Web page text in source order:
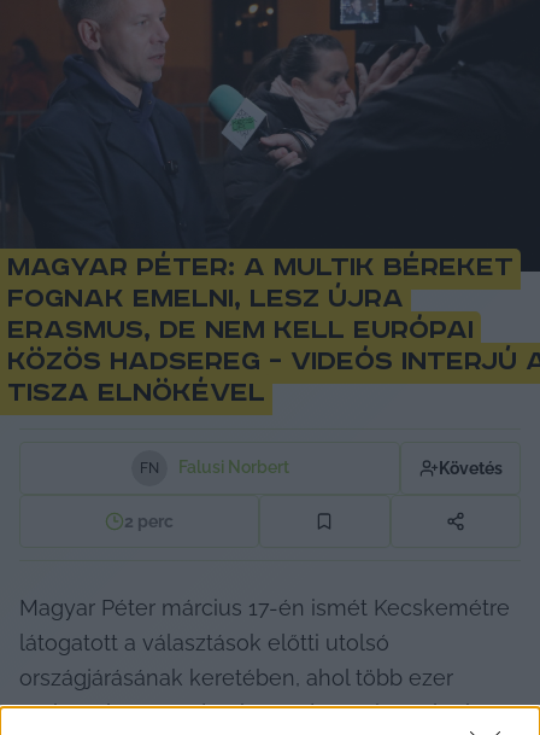
Magyar Péter: A multik béreket
fognak emelni, lesz újra
Erasmus, de nem kell európai
közös hadsereg – videós interjú
Tisza elnökével
FN Falusi Norbert Követés
2 perc
Magyar Péter március 17-én ismét Kecskemétre
látogatott a választások előtti utolsó
országjárásának keretében, ahol több ezer
ember előtt mondott beszédet. A Tisza elnöke